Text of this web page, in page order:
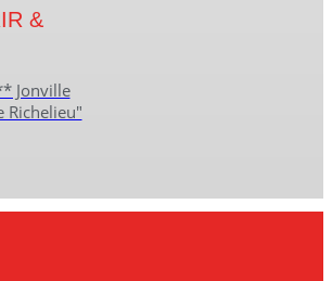
&
Jonville
Richelieu"